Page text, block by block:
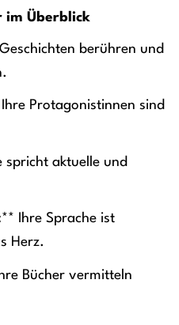
im Überblick
berühren und
Protagonistinnen sind
spricht aktuelle und
Ihre Sprache ist
Herz.
Bücher vermitteln